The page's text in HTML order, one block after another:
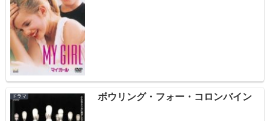
ドラマ ボウリング・フォー・コロンバイン